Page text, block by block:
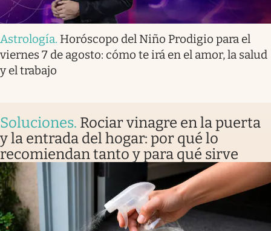
Astrología. Horóscopo del Niño Prodigio para el
viernes 7 de agosto: cómo te irá en el amor, la salud
y el trabajo
Soluciones. Rociar vinagre en la puerta
y la entrada del hogar: por qué lo
recomiendan tanto y para qué sirve